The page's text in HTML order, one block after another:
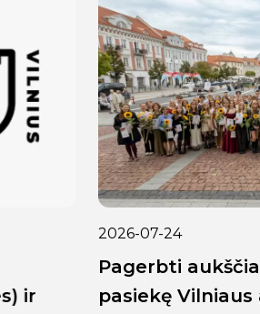
2026-07-24
Pagerbti aukščiausius
pasiekę Vilniaus